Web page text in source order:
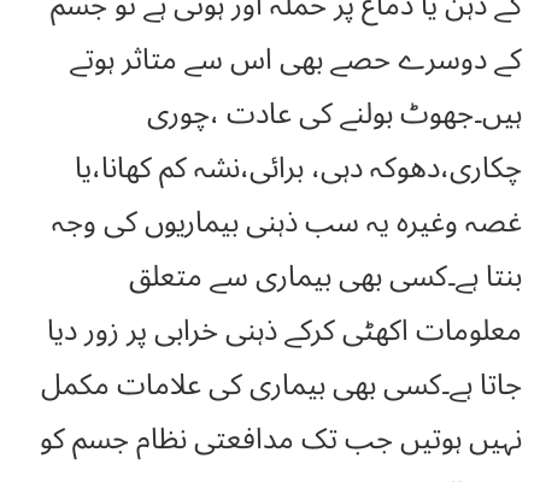
کے دوسرے حصے بھی اس سے متاثر ہوتے
ہیں۔جھوٹ بولنے کی عادت ،چوری
چکاری،دھوکہ دہی، برائی،نشہ کم کھانا،یا
غصہ وغیرہ یہ سب ذہنی بیماریوں کی وجہ
بنتا ہے۔کسی بھی بیماری سے متعلق
معلومات اکھٹی کرکے ذہنی خرابی پر زور دیا
جاتا ہے۔کسی بھی بیماری کی علامات مکمل
نہیں ہوتیں جب تک مدافعتی نظام جسم کو